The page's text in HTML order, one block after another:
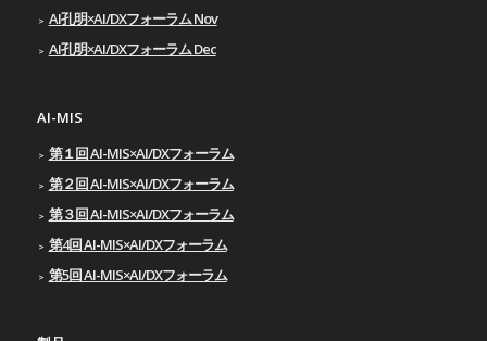
AI孔明×AI/DXフォーラム Nov
AI孔明×AI/DXフォーラム Dec
AI-MIS
第１回 AI-MIS×AI/DXフォーラム
第２回 AI-MIS×AI/DXフォーラム
第３回 AI-MIS×AI/DXフォーラム
第4回 AI-MIS×AI/DXフォーラム
第5回 AI-MIS×AI/DXフォーラム